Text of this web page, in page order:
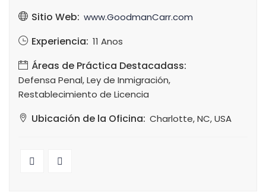
Sitio Web: www.GoodmanCarr.com
Experiencia: 11 Anos
Áreas de Práctica Destacadass:
Defensa Penal, Ley de Inmigración,
Restablecimiento de Licencia
Ubicación de la Oficina: Charlotte, NC, USA